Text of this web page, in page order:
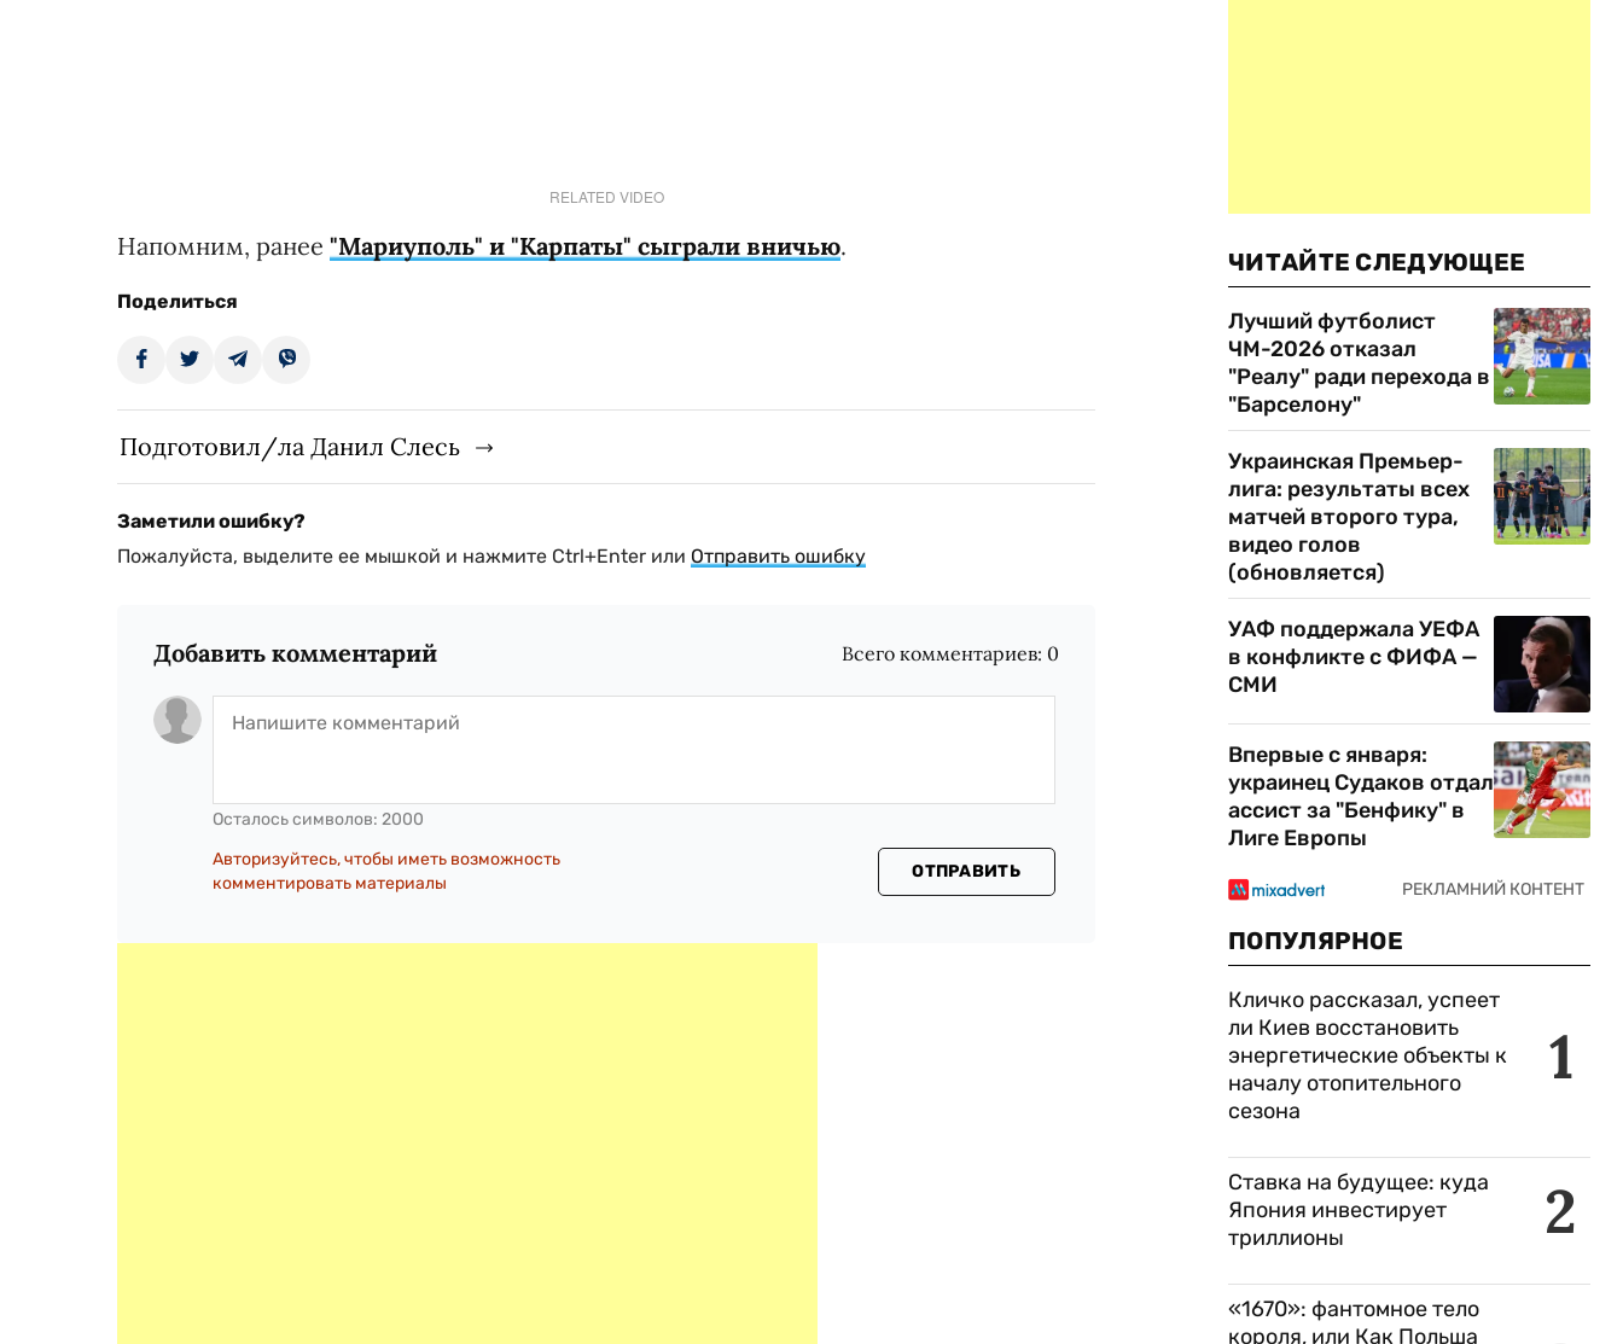
RELATED VIDEO
Напомним, ранее "Мариуполь" и "Карпаты" сыграли вничью.
Поделиться
Подготовил/ла Данил Слесь
Заметили ошибку?
Пожалуйста, выделите ее мышкой и нажмите Ctrl+Enter или Отправить ошибку
Добавить комментарий Всего комментариев: 0
Осталось символов: 2000
Авторизуйтесь, чтобы иметь возможность
комментировать материалы
ОТПРАВИТЬ
ЧИТАЙТЕ СЛЕДУЮЩЕЕ
Лучший футболист
ЧМ-2026 отказал
"Реалу" ради перехода в
"Барселону"
Украинская Премьер-
лига: результаты всех
матчей второго тура,
видео голов
(обновляется)
УАФ поддержала УЕФА
в конфликте с ФИФА —
СМИ
Впервые с января:
украинец Судаков отдал
ассист за "Бенфику" в
Лиге Европы
ПОПУЛЯРНОЕ
1
Кличко рассказал, успеет
ли Киев восстановить
энергетические объекты к
началу отопительного
сезона
2
Ставка на будущее: куда
Япония инвестирует
триллионы
«1670»: фантомное тело
короля, или Как Польша